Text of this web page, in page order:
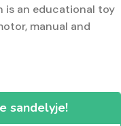
is an educational toy
manual and
sandelyje!